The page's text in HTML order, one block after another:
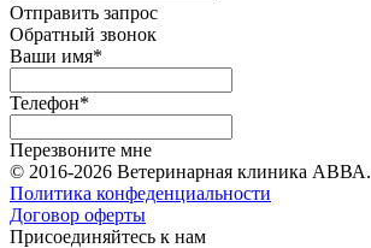
Отправить запрос
Обратный звонок
Ваши имя*
Телефон*
Перезвоните мне
© 2016-2026 Ветеринарная клиника АВВА.
Политика конфеденциальности
Договор оферты
Присоединяйтесь к нам